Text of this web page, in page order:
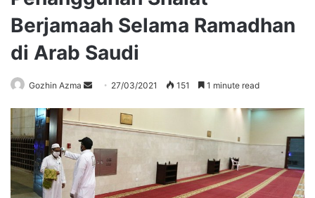
Berjamaah Selama Ramadhan
di Arab Saudi
Gozhin Azma
Send 27/03/2021 151 1 minute read